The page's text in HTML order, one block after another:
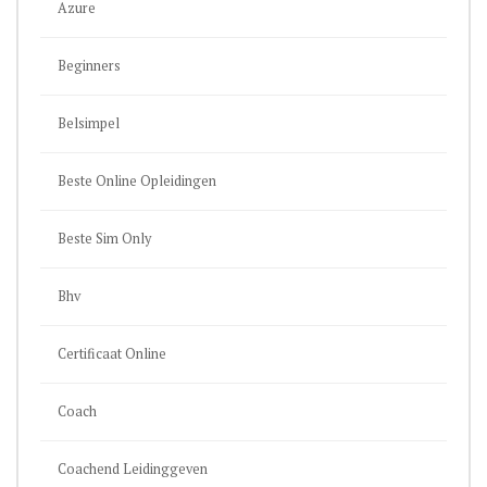
Azure
Beginners
Belsimpel
Beste Online Opleidingen
Beste Sim Only
Bhv
Certificaat Online
Coach
Coachend Leidinggeven